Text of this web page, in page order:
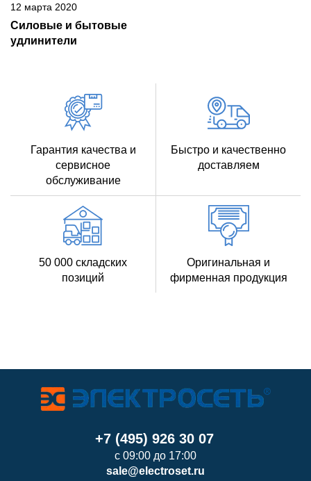
12 марта 2020
Силовые и бытовые
удлинители
Гарантия качества и
сервисное
обслуживание
Быстро и качественно
доставляем
50 000 складских
позиций
Оригинальная и
фирменная продукция
+7 (495) 926 30 07
с 09:00 до 17:00
sale@electroset.ru